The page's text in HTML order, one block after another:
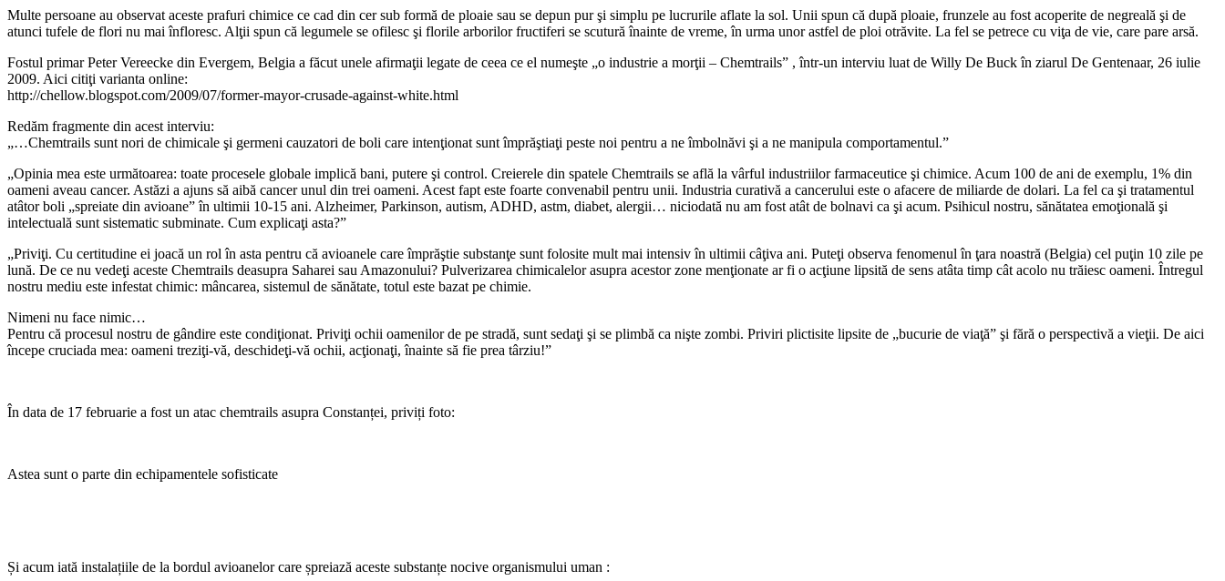
Multe persoane au observat aceste prafuri chimice ce cad din cer sub formă de ploaie sau se depun pur şi simplu pe lucrurile aflate la sol. Unii spun că după ploaie, frunzele au fost acoperite de negreală şi de
atunci tufele de flori nu mai înfloresc. Alţii spun că legumele se ofilesc şi florile arborilor fructiferi se scutură înainte de vreme, în urma unor astfel de ploi otrăvite. La fel se petrece cu viţa de vie, care pare arsă.
Fostul primar Peter Vereecke din Evergem, Belgia a făcut unele afirmaţii legate de ceea ce el numeşte „o industrie a morţii – Chemtrails” , într-un interviu luat de Willy De Buck în ziarul De Gentenaar, 26 iulie
2009. Aici citiţi varianta online:
http://chellow.blogspot.com/2009/07/former-mayor-crusade-against-white.html
Redăm fragmente din acest interviu:
„…Chemtrails sunt nori de chimicale şi germeni cauzatori de boli care intenţionat sunt împrăştiaţi peste noi pentru a ne îmbolnăvi şi a ne manipula comportamentul.”
„Opinia mea este următoarea: toate procesele globale implică bani, putere şi control. Creierele din spatele Chemtrails se află la vârful industriilor farmaceutice şi chimice. Acum 100 de ani de exemplu, 1% din
oameni aveau cancer. Astăzi a ajuns să aibă cancer unul din trei oameni. Acest fapt este foarte convenabil pentru unii. Industria curativă a cancerului este o afacere de miliarde de dolari. La fel ca şi tratamentul
atâtor boli „spreiate din avioane” în ultimii 10-15 ani. Alzheimer, Parkinson, autism, ADHD, astm, diabet, alergii… niciodată nu am fost atât de bolnavi ca şi acum. Psihicul nostru, sănătatea emoţională şi
intelectuală sunt sistematic subminate. Cum explicaţi asta?”
„Priviţi. Cu certitudine ei joacă un rol în asta pentru că avioanele care împrăştie substanţe sunt folosite mult mai intensiv în ultimii câţiva ani. Puteţi observa fenomenul în ţara noastră (Belgia) cel puţin 10 zile pe
lună. De ce nu vedeţi aceste Chemtrails deasupra Saharei sau Amazonului? Pulverizarea chimicalelor asupra acestor zone menţionate ar fi o acţiune lipsită de sens atâta timp cât acolo nu trăiesc oameni. Întregul
nostru mediu este infestat chimic: mâncarea, sistemul de sănătate, totul este bazat pe chimie.
Nimeni nu face nimic…
Pentru că procesul nostru de gândire este condiţionat. Priviţi ochii oamenilor de pe stradă, sunt sedaţi şi se plimbă ca nişte zombi. Priviri plictisite lipsite de „bucurie de viaţă” şi fără o perspectivă a vieţii. De aici
începe cruciada mea: oameni treziţi-vă, deschideţi-vă ochii, acţionaţi, înainte să fie prea târziu!”
În data de 17 februarie a fost un atac chemtrails asupra Constanței, priviți foto:
Astea sunt o parte din echipamentele sofisticate
Și acum iată instalațiile de la bordul avioanelor care șpreiază aceste substanțe nocive organismului uman :